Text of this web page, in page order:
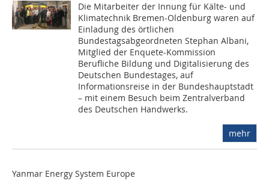
Die Mitarbeiter der Innung für Kälte- und
Klimatechnik Bremen-Oldenburg waren auf
Einladung des örtlichen
Bundestagsabgeordneten Stephan Albani,
Mitglied der Enquete-Kommission
Berufliche Bildung und Digitalisierung des
Deutschen Bundestages, auf
Informationsreise in der Bundeshauptstadt
– mit einem Besuch beim Zentralverband
des Deutschen Handwerks.
mehr
Yanmar Energy System Europe